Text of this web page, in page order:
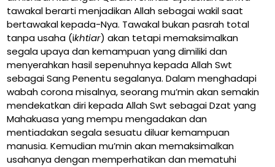
tawakal berarti menjadikan Allah sebagai wakil saat
bertawakal kepada-Nya. Tawakal bukan pasrah total
tanpa usaha (ikhtiar) akan tetapi memaksimalkan
segala upaya dan kemampuan yang dimiliki dan
menyerahkan hasil sepenuhnya kepada Allah Swt
sebagai Sang Penentu segalanya. Dalam menghadapi
wabah corona misalnya, seorang mu’min akan semakin
mendekatkan diri kepada Allah Swt sebagai Dzat yang
Mahakuasa yang mempu mengadakan dan
mentiadakan segala sesuatu diluar kemampuan
manusia. Kemudian mu’min akan memaksimalkan
usahanya dengan memperhatikan dan mematuhi